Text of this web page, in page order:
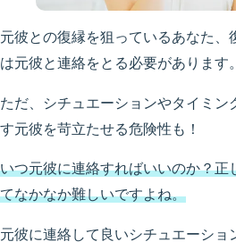
元彼との復縁を狙っているあなた、
は元彼と連絡をとる必要があります。
ただ、シチュエーションやタイミン
す元彼を苛立たせる危険性も！
いつ元彼に連絡すればいいのか？正
てなかなか難しいですよね。
元彼に連絡して良いシチュエーショ